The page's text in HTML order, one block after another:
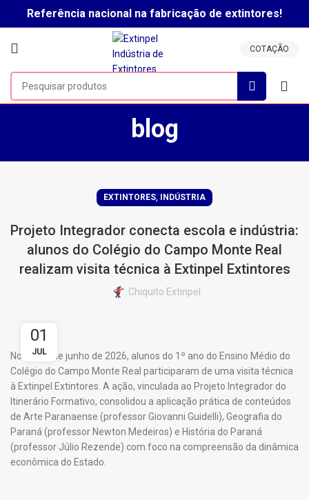
Referência nacional na fabricação de extintores!
COTAÇÃO
blog
EXTINTORES, INDÚSTRIA
Projeto Integrador conecta escola e indústria:
alunos do Colégio do Campo Monte Real
realizam visita técnica à Extinpel Extintores
Chiquito Extinpel
01
JUL
No dia 24 de junho de 2026, alunos do 1º ano do Ensino Médio do
Colégio do Campo Monte Real participaram de uma visita técnica
à Extinpel Extintores. A ação, vinculada ao Projeto Integrador do
Itinerário Formativo, consolidou a aplicação prática de conteúdos
de Arte Paranaense (professor Giovanni Guidelli), Geografia do
Paraná (professor Newton Medeiros) e História do Paraná
(professor Júlio Rezende) com foco na compreensão da dinâmica
econômica do Estado.
Clique aqui para falar com um vendedor!